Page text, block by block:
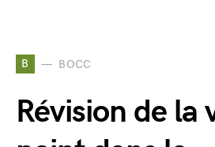
B BOCC
Révision de la